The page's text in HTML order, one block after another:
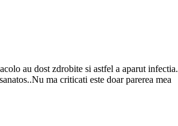
au dost zdrobite si astfel a aparut
ma criticati este doar parerea mea